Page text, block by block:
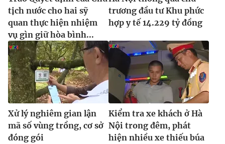
Ðiện thoại Thời báo VTV:
024.66 897 897
Email: toasoan@vtv.vn
Liên hệ quảng cáo:024-7300.7108
tịch nước cho hai sỹ
quan thực hiện nhiệm
vụ gìn giữ hòa bình...
trương đầu tư Khu phức
hợp y tế 14.229 tỷ đồng
Xử lý nghiêm gian lận
mã số vùng trồng, cơ sở
đóng gói
Kiểm tra xe khách ở Hà
Nội trong đêm, phát
hiện nhiều xe thiếu búa